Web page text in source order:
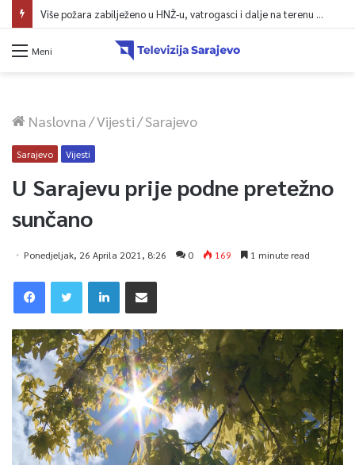
Više požara zabilježeno u HNŽ-u, vatrogasci i dalje na terenu kod Konjica
Meni
Naslovna/Vijesti/Sarajevo
Sarajevo Vijesti
U Sarajevu prije podne pretežno
sunčano
Ponedjeljak, 26 Aprila 2021, 8:26 0 169 1 minute read